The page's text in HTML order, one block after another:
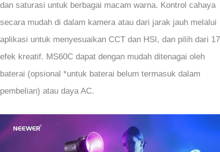
dan saturasi untuk berbagai macam warna. Kontrol cahaya
secara mudah di dalam kamera atau dari jarak jauh melalui
aplikasi untuk menyesuaikan CCT dan HSI, dan pilih dari 17
efek kreatif. MS60C dapat dengan mudah ditenagai oleh
baterai (opsional *untuk baterai belum termasuk dalam
pembelian) atau daya AC.